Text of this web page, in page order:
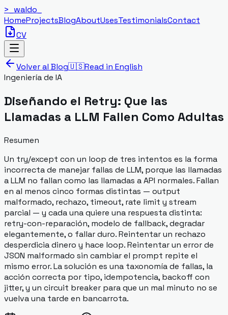
>_ waldo
HomeProjectsBlogAboutUsesTestimonialsContact
CV
Volver al Blog🇺🇸Read in English
Ingeniería de IA
Diseñando el Retry: Que las
Llamadas a LLM Fallen Como Adultas
Resumen
Un try/except con un loop de tres intentos es la forma
incorrecta de manejar fallas de LLM, porque las llamadas
a LLM no fallan como las llamadas a API normales. Fallan
en al menos cinco formas distintas — output
malformado, rechazo, timeout, rate limit y stream
parcial — y cada una quiere una respuesta distinta:
retry-con-reparación, modelo de fallback, degradar
elegantemente, o fallar duro. Reintentar un rechazo
desperdicia dinero y hace loop. Reintentar un error de
JSON malformado sin cambiar el prompt repite el
mismo error. La solución es una taxonomía de fallas, la
acción correcta por tipo, idempotencia, backoff con
jitter, y un circuit breaker para que un mal minuto no se
vuelva una tarde en bancarrota.